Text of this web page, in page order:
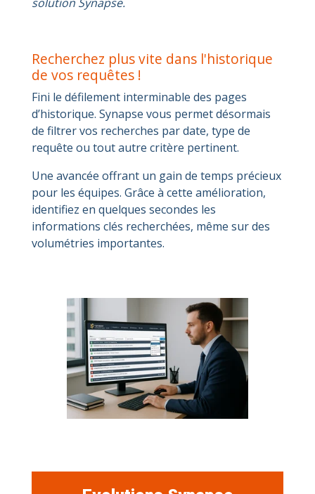
Recherchez plus vite dans l'historique
de vos requêtes !
Fini le défilement interminable des pages
d’historique. Synapse vous permet désormais
de filtrer vos recherches par date, type de
requête ou tout autre critère pertinent.
Une avancée offrant un gain de temps précieux
pour les équipes. Grâce à cette amélioration,
identifiez en quelques secondes les
informations clés recherchées, même sur des
volumétries importantes.